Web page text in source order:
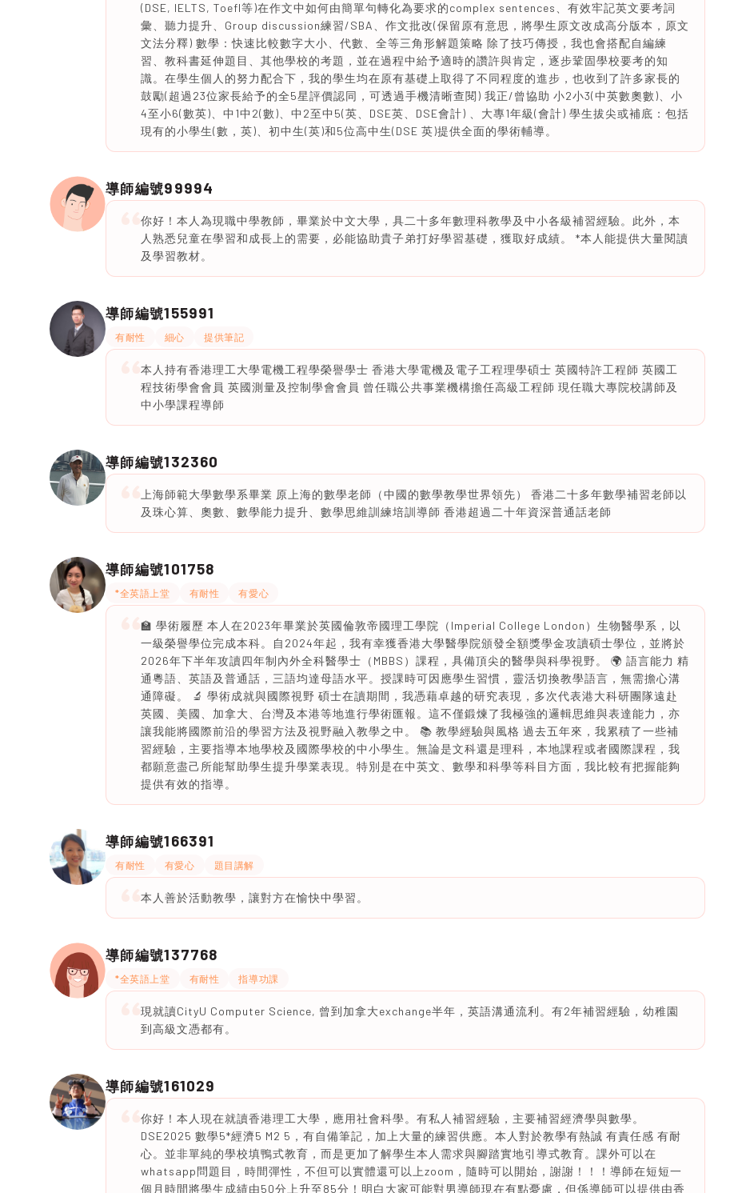
(DSE, IELTS, Toefl等)在作文中如何由簡單句轉化為要求的complex sentences、有效牢記英文要考詞
彙、聽力提升、Group discussion練習/SBA、作文批改(保留原有意思，將學生原文改成高分版本，原文
文法分釋) 數學：快速比較數字大小、代數、全等三角形解題策略 除了技巧傳授，我也會搭配自編練
習、教科書延伸題目、其他學校的考題，並在過程中給予適時的讚許與肯定，逐步鞏固學校要考的知
識。在學生個人的努力配合下，我的學生均在原有基礎上取得了不同程度的進步，也收到了許多家長的
鼓勵(超過23位家長給予的全5星評價認同，可透過手機清晰查閱) 我正/曾協助 小2小3(中英數奧數)、小
4至小6(數英)、中1中2(數)、中2至中5(英、DSE英、DSE會計) 、大專1年級(會計) 學生拔尖或補底：包括
現有的小學生(數，英)、初中生(英)和5位高中生(DSE 英)提供全面的學術輔導。
導師編號99994
你好！本人為現職中學教師，畢業於中文大學，具二十多年數理科教學及中小各級補習經驗。此外，本
人熟悉兒童在學習和成長上的需要，必能協助貴子弟打好學習基礎，獲取好成績。 *本人能提供大量閱讀
及學習教材。
導師編號155991
有耐性 細心 提供筆記
本人持有香港理工大學電機工程學榮譽學士 香港大學電機及電子工程理學碩士 英國特許工程師 英國工
程技術學會會員 英國測量及控制學會會員 曾任職公共事業機構擔任高級工程師 現任職大專院校講師及
中小學課程導師
導師編號132360
上海師範大學數學系畢業 原上海的數學老師（中國的數學教學世界領先） 香港二十多年數學補習老師以
及珠心算、奧數、數學能力提升、數學思維訓練培訓導師 香港超過二十年資深普通話老師
導師編號101758
*全英語上堂 有耐性 有愛心
🏫 學術履歷 本人在2023年畢業於英國倫敦帝國理工學院（Imperial College London）生物醫學系，以
一級榮譽學位完成本科。自2024年起，我有幸獲香港大學醫學院頒發全額獎學金攻讀碩士學位，並將於
2026年下半年攻讀四年制內外全科醫學士（MBBS）課程，具備頂尖的醫學與科學視野。 🌍 語言能力 精
通粵語、英語及普通話，三語均達母語水平。授課時可因應學生習慣，靈活切換教學語言，無需擔心溝
通障礙。 🔬 學術成就與國際視野 碩士在讀期間，我憑藉卓越的研究表現，多次代表港大科研團隊遠赴
英國、美國、加拿大、台灣及本港等地進行學術匯報。這不僅鍛煉了我極強的邏輯思維與表達能力，亦
讓我能將國際前沿的學習方法及視野融入教學之中。 📚 教學經驗與風格 過去五年來，我累積了一些補
習經驗，主要指導本地學校及國際學校的中小學生。無論是文科還是理科，本地課程或者國際課程，我
都願意盡己所能幫助學生提升學業表現。特別是在中英文、數學和科學等科目方面，我比較有把握能夠
提供有效的指導。
導師編號166391
有耐性 有愛心 題目講解
本人善於活動教學，讓對方在愉快中學習。
導師編號137768
*全英語上堂 有耐性 指導功課
現就讀CityU Computer Science, 曾到加拿大exchange半年，英語溝通流利。有2年補習經驗，幼稚園
到高級文憑都有。
導師編號161029
你好！本人現在就讀香港理工大學，應用社會科學。有私人補習經驗，主要補習經濟學與數學。
DSE2025 數學5*經濟5 M2 5，有自備筆記，加上大量的練習供應。本人對於教學有熱誠 有責任感 有耐
心。並非單純的學校填鴨式教育，而是更加了解學生本人需求與腳踏實地引導式教育。課外可以在
whatsapp問題目，時間彈性，不但可以實體還可以上zoom，隨時可以開始，謝謝！！！導師在短短一
個月時間將學生成績由50分上升至85分！明白大家可能對男導師現在有點憂慮，但係導師可以提供由香